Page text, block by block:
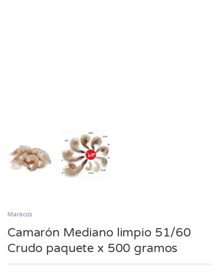
Mariscos
Camarón Mediano limpio 51/60
Crudo paquete x 500 gramos